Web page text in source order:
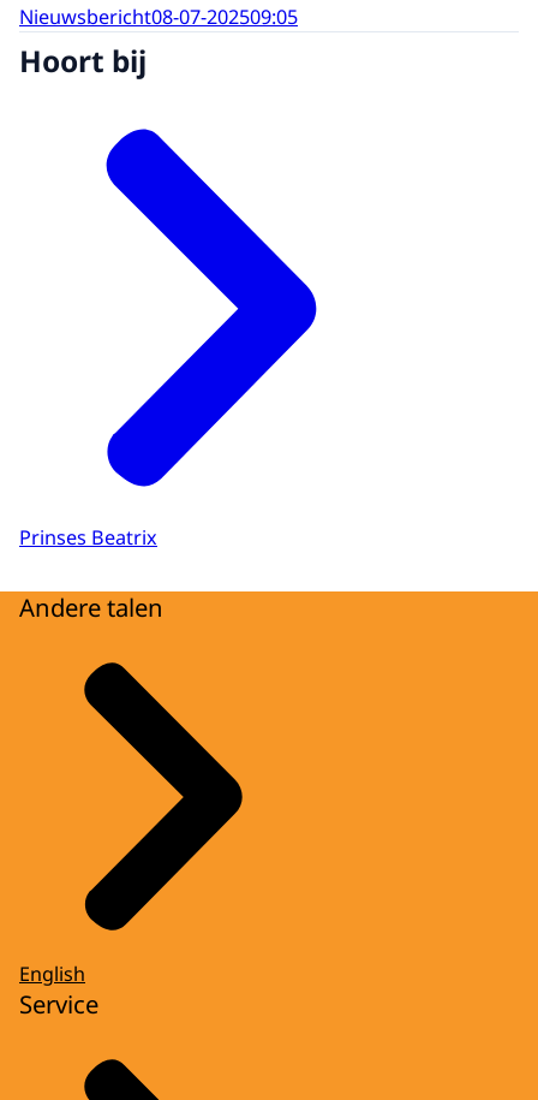
Nieuwsbericht08-07-202509:05
Hoort bij
Prinses Beatrix
Andere talen
English
Service